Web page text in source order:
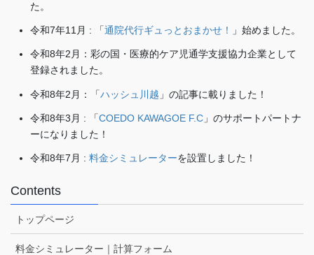
た。
令和7年11月 : 「通院代行ギュっとおまかせ！ 」始めました。
令和8年2月：彩の国・医療的ケア児通学支援協力企業として
登録されました。
令和8年2月：「ハッシュ川越 」の記事に載りました！
令和8年3月 : 「COEDO KAWAGOE F.C 」のサポートパートナ
ーになりました！
令和8年7月 : 料金シミュレーターを設置しました！
Contents
トップページ
料金シミュレーター｜計算フォーム